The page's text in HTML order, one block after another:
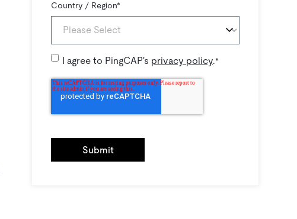
Country / Region*
I agree to PingCAP's privacy policy.*